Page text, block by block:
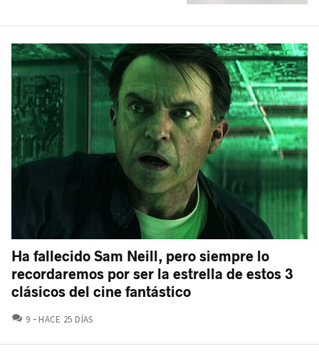
Ha fallecido Sam Neill, pero siempre lo
recordaremos por ser la estrella de estos 3
clásicos del cine fantástico
9 COMENTARIOS
HACE 25 DÍAS